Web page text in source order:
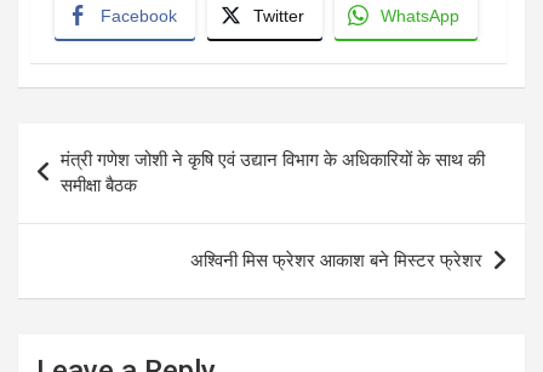
Facebook Twitter WhatsApp
Post
navigation
मंत्री गणेश जोशी ने कृषि एवं उद्यान विभाग के अधिकारियों के साथ की
समीक्षा बैठक
अश्विनी मिस फ्रेशर आकाश बने मिस्टर फ्रेशर